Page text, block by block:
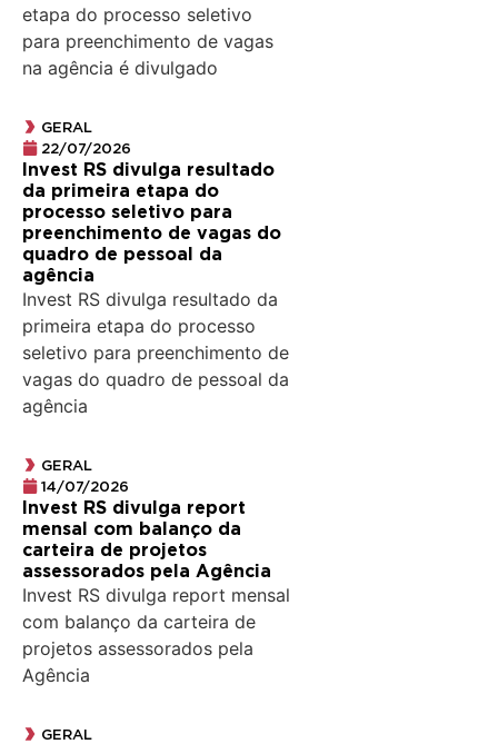
etapa do processo seletivo
para preenchimento de vagas
na agência é divulgado
GERAL
22/07/2026
Invest RS divulga resultado
da primeira etapa do
processo seletivo para
preenchimento de vagas do
quadro de pessoal da
agência
Invest RS divulga resultado da
primeira etapa do processo
seletivo para preenchimento de
vagas do quadro de pessoal da
agência
GERAL
14/07/2026
Invest RS divulga report
mensal com balanço da
carteira de projetos
assessorados pela Agência
Invest RS divulga report mensal
com balanço da carteira de
projetos assessorados pela
Agência
GERAL